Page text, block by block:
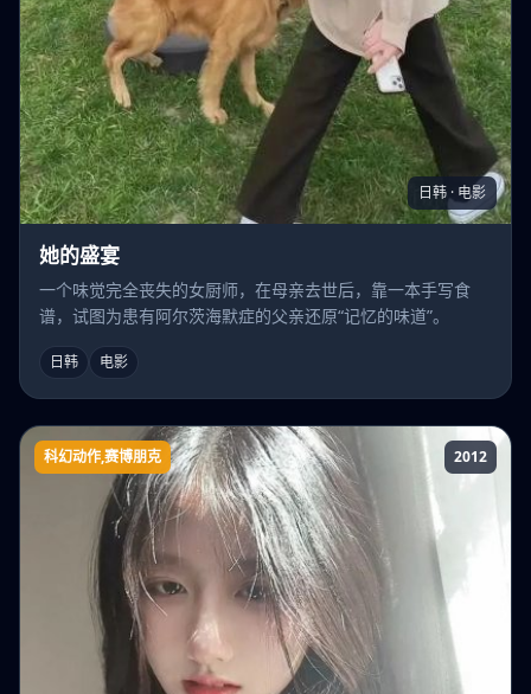
日韩 · 电影
她的盛宴
一个味觉完全丧失的女厨师，在母亲去世后，靠一本手写食
谱，试图为患有阿尔茨海默症的父亲还原“记忆的味道”。
日韩 电影
009RE:CYBORG
科幻动作,赛博朋克 2012